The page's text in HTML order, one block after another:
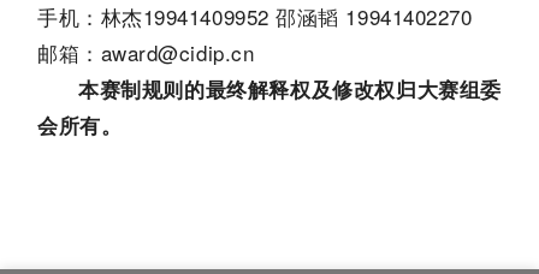
手机：林杰19941409952 邵涵韬 19941402270
邮箱：award@cidip.cn
本赛制规则的最终解释权及修改权归大赛组委
会所有。